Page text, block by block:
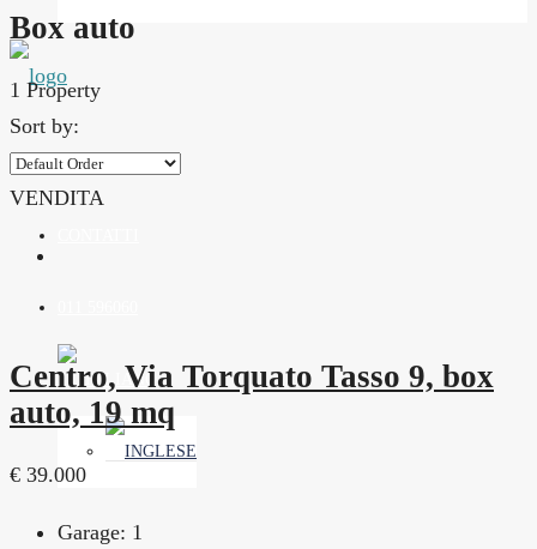
BLOG
Box auto
1 Property
Sort by:
VENDITA
Centro, Via Torquato Tasso 9, box
auto, 19 mq
€ 39.000
Garage: 1